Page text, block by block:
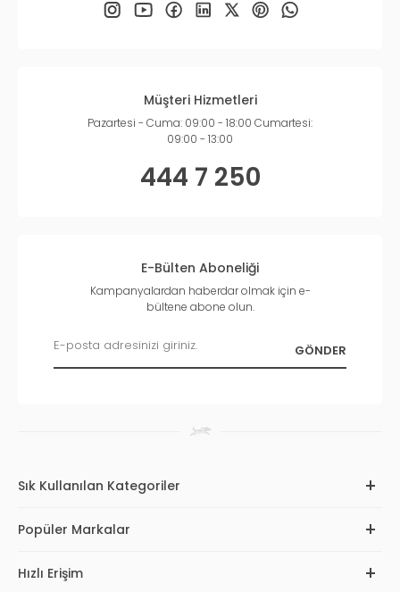
Müşteri Hizmetleri
Pazartesi - Cuma: 09:00 - 18:00 Cumartesi:
09:00 - 13:00
444 7 250
E-Bülten Aboneliği
Kampanyalardan haberdar olmak için e-
bültene abone olun.
Sık Kullanılan Kategoriler
Popüler Markalar
Hızlı Erişim